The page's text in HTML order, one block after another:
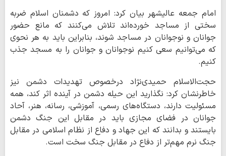
امام جمعه عالیشهر بیان کرد: امروز که دشمنان اسلام ضربه
سختی از مساجد خورده‌اند تلاش می‌کنند که مانع حضور
جوانان و نوجوانان در مساجد شوند، بنابراین باید به هر نحوی
که می‌توانیم سعی کنیم نوجوانان و جوانان را به مسجد جذب
کنیم.
حجت‌الاسلام حمیدی‌نژاد درخصوص تهدیدات دشمن نیز
خاطرنشان کرد: نگذارید این حیله دشمن در آینده اثر کند، همه
مسئولیت دارند، دستگاه‌های رسمی، آموزشی، رسانه، هنر، آحاد
جوانان در فضای مجازی باید در مقابل این جنگ دشمن
بایستند و بدانند که این جهاد و دفاع از نظام اسلامی در مقابل
جنگ نرم مهم‌تر از دفاع در مقابل جنگ سخت است.